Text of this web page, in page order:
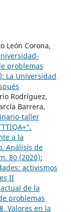
León Corona,
problemas
La Universidad
Rodríguez,
Barrera,
taller
a la
Análisis de
80 (2020):
activismos
II
de la
problemas
Valores en la